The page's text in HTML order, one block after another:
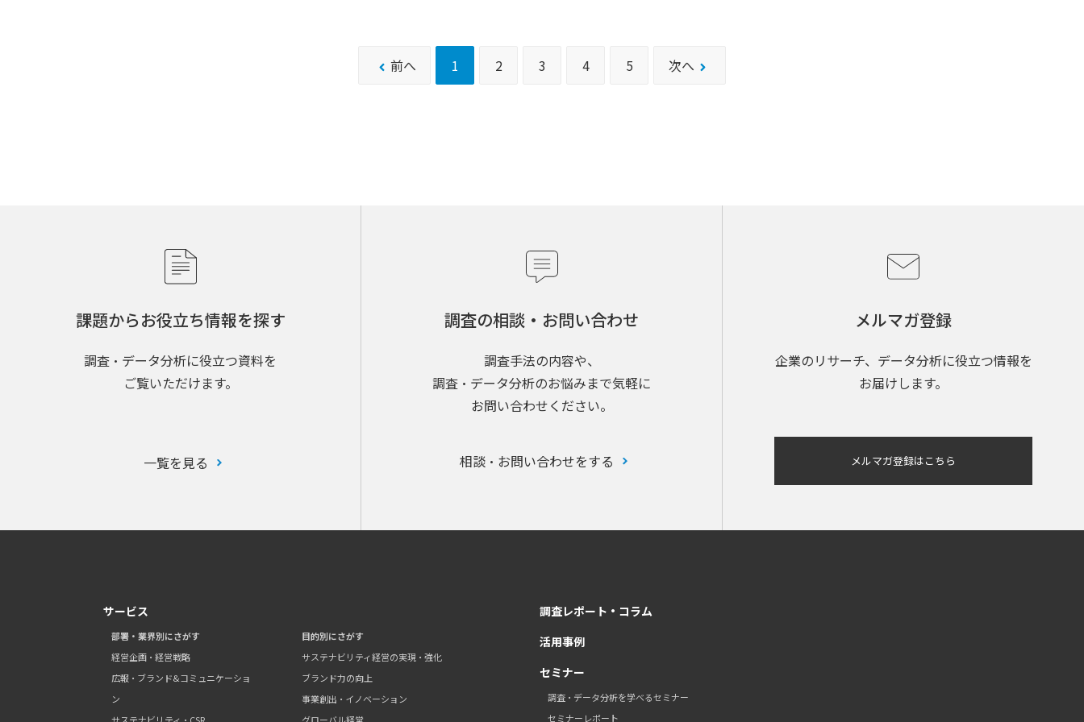
前へ 1 2 3 4 5 次へ
課題からお役立ち情報を探す
調査・データ分析に役立つ資料を
ご覧いただけます。
一覧を見る
調査の相談・お問い合わせ
調査手法の内容や、
調査・データ分析のお悩みまで気軽に
お問い合わせください。
相談・お問い合わせをする
メルマガ登録
企業のリサーチ、データ分析に役立つ情報を
お届けします。
メルマガ登録はこちら
サービス
部署・業界別にさがす
経営企画・経営戦略
広報・ブランド&コミュニケーショ
ン
目的別にさがす
サステナビリティ経営の実現・強化
ブランド力の向上
事業創出・イノベーション
調査レポート・コラム
活用事例
セミナー
調査・データ分析を学べるセミナー
セミナーレポート